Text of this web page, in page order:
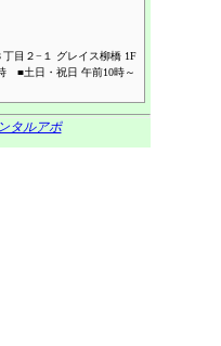
丁目２−１ グレイス柳橋 1F
■土日・祝日 午前10時～
タルアポ